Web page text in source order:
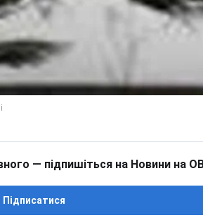
— підпишіться на Новини на
Підписатися